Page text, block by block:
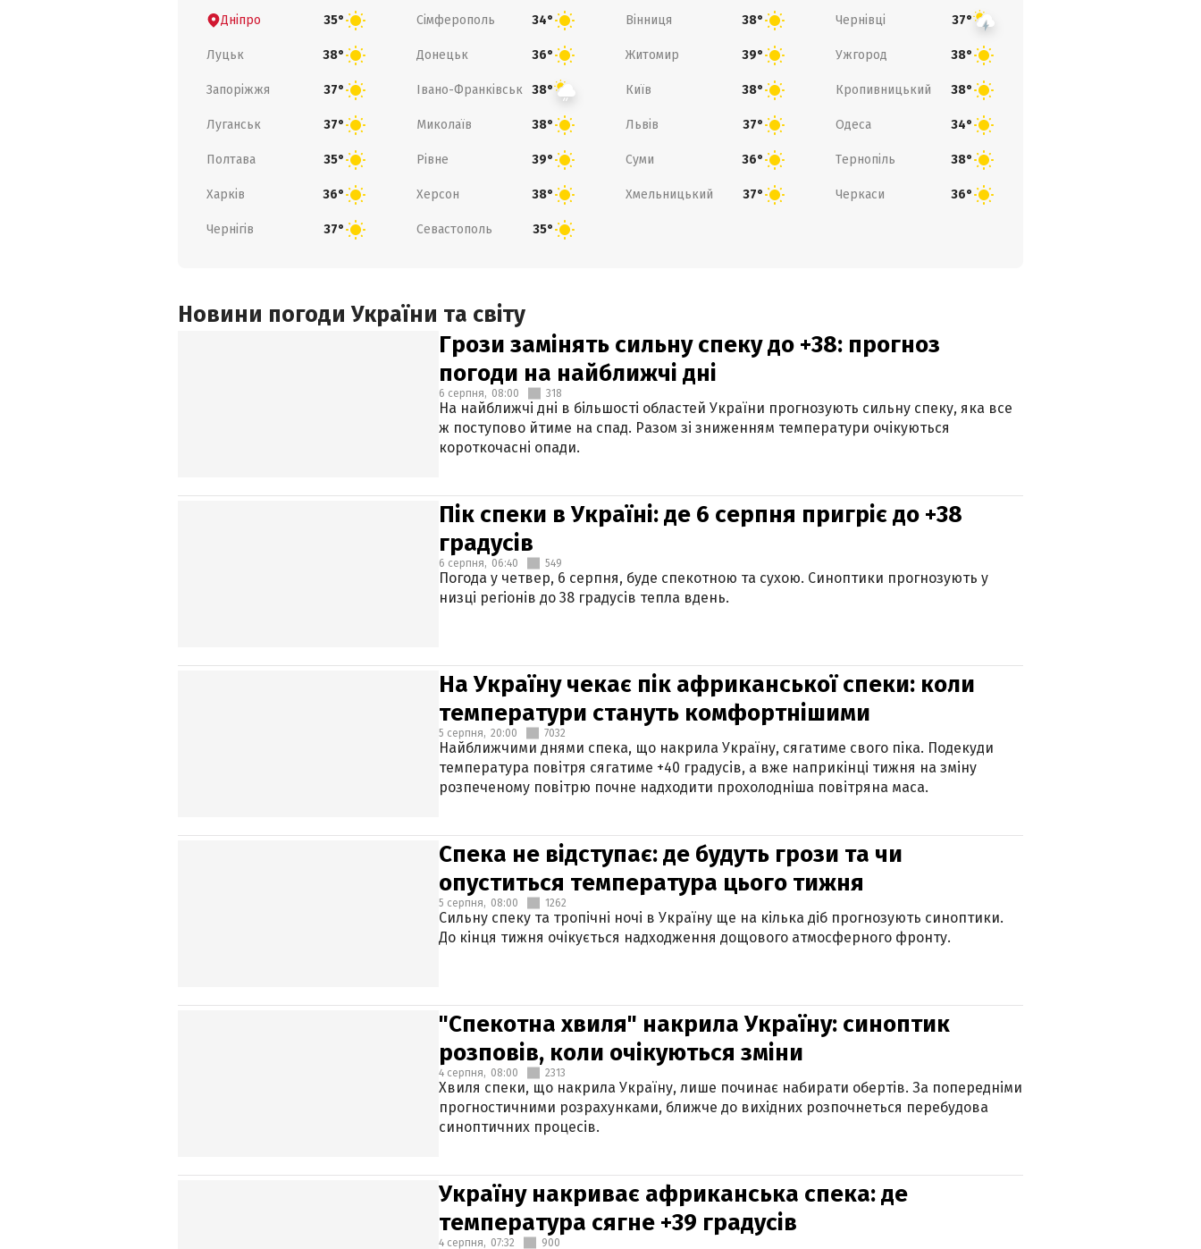
Дніпро 35° Сімферополь 34° Вінниця 38° Чернівці 37°
Луцьк 38° Донецьк 36° Житомир 39° Ужгород 38°
Запоріжжя 37° Івано-Франківськ 38° Київ 38° Кропивницький 38°
Луганськ 37° Миколаїв 38° Львів 37° Одеса 34°
Полтава 35° Рівне 39° Суми 36° Тернопіль 38°
Харків 36° Херсон 38° Хмельницький 37° Черкаси 36°
Чернігів 37° Севастополь 35°
Новини погоди України та світу
Грози замінять сильну спеку до +38: прогноз
погоди на найближчі дні
6 серпня, 08:00 318
На найближчі дні в більшості областей України прогнозують сильну спеку, яка все
ж поступово йтиме на спад. Разом зі зниженням температури очікуються
короткочасні опади.
Пік спеки в Україні: де 6 серпня пригріє до +38
градусів
6 серпня, 06:40 549
Погода у четвер, 6 серпня, буде спекотною та сухою. Синоптики прогнозують у
низці регіонів до 38 градусів тепла вдень.
На Україну чекає пік африканської спеки: коли
температури стануть комфортнішими
5 серпня, 20:00 7032
Найближчими днями спека, що накрила Україну, сягатиме свого піка. Подекуди
температура повітря сягатиме +40 градусів, а вже наприкінці тижня на зміну
розпеченому повітрю почне надходити прохолодніша повітряна маса.
Спека не відступає: де будуть грози та чи
опуститься температура цього тижня
5 серпня, 08:00 1262
Сильну спеку та тропічні ночі в Україну ще на кілька діб прогнозують синоптики.
До кінця тижня очікується надходження дощового атмосферного фронту.
"Спекотна хвиля" накрила Україну: синоптик
розповів, коли очікуються зміни
4 серпня, 08:00 2313
Хвиля спеки, що накрила Україну, лише починає набирати обертів. За попередніми
прогностичними розрахунками, ближче до вихідних розпочнеться перебудова
синоптичних процесів.
Україну накриває африканська спека: де
температура сягне +39 градусів
4 серпня, 07:32 900